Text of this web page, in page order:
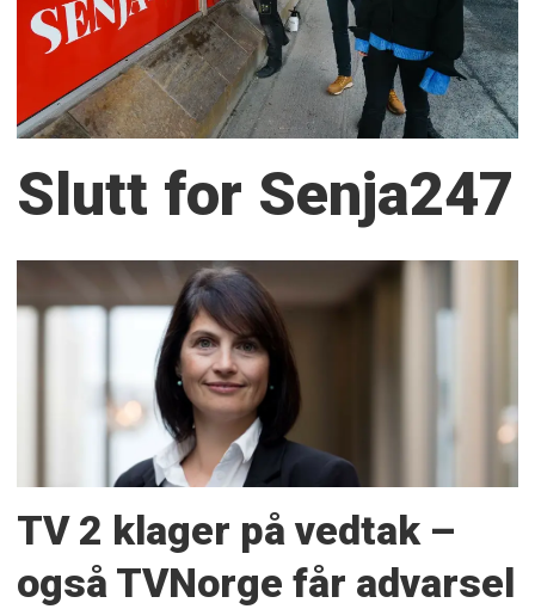
Slutt for Senja247
TV 2 klager på vedtak –
også TVNorge får advarsel